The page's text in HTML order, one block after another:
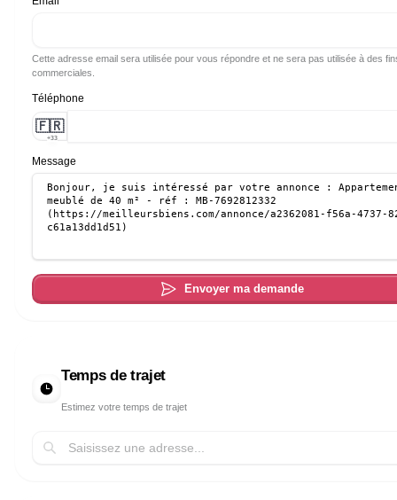
Cette adresse email sera utilisée pour vous répondre et ne sera pas utilisée à des
commerciales.
Téléphone
🇫🇷
+33
Message
Envoyer ma demande
Temps de trajet
Estimez votre temps de trajet